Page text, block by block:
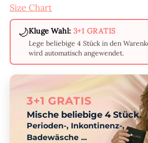
Size Chart
🌙Kluge Wahl: 3+1 GRATIS
Lege beliebige 4 Stück in den
wird automatisch angewendet.
3+1 GRATIS
Mische beliebige 4 Stück.
Perioden-, Inkontinenz-,
Badewäsche ...